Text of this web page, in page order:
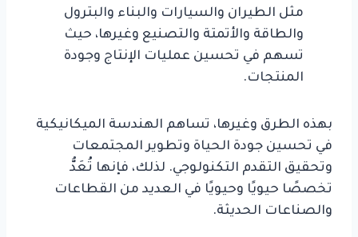
مثل الطيران والسيارات والبناء والبترول
والطاقة والأتمتة والتصنيع وغيرها، حيث
تسهم في تحسين عمليات الإنتاج وجودة
المنتجات.
بهذه الطرق وغيرها، تساهم الهندسة الميكانيكية
في تحسين جودة الحياة وتطوير المجتمعات
وتحقيق التقدم التكنولوجي. لذلك، فإنها تُعَدُّ
تخصصًا حيويًا وحيويًا في العديد من القطاعات
والصناعات الحديثة.